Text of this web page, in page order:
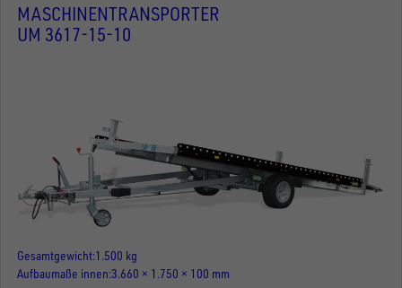
MASCHINENTRANSPORTER
UM 3617-15-10
Gesamtgewicht 1.500 kg
Aufbaumaße innen 3.660 × 1.750 × 100 mm